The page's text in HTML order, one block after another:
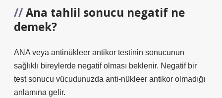
Ana tahlil sonucu negatif ne
demek?
ANA veya antinükleer antikor testinin sonucunun
sağlıklı bireylerde negatif olması beklenir. Negatif bir
test sonucu vücudunuzda anti-nükleer antikor olmadığı
anlamına gelir.